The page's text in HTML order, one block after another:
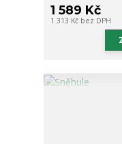
1 589 Kč
1 313 Kč bez DPH